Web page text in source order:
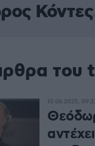
Κόντες
του
10.06.2025,